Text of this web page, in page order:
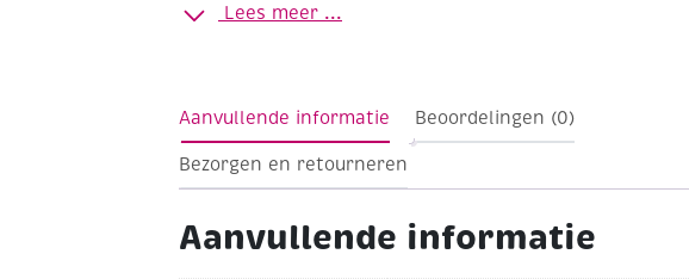
Lees meer ...
Aanvullende informatie Beoordelingen (0)
Bezorgen en retourneren
Aanvullende informatie